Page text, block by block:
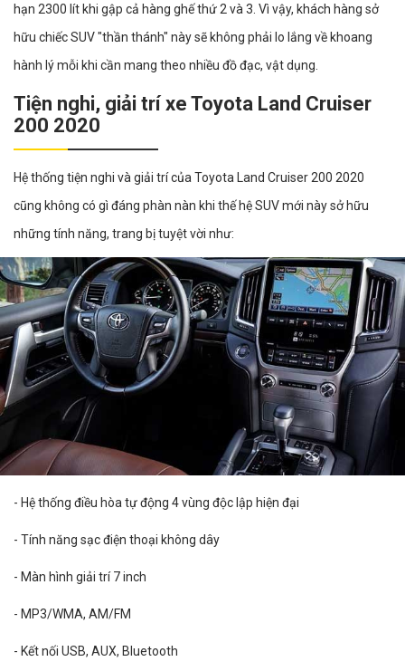
hạn 2300 lít khi gập cả hàng ghế thứ 2 và 3. Vì vậy, khách hàng sở
hữu chiếc SUV "thần thánh" này sẽ không phải lo lắng về khoang
hành lý mỗi khi cần mang theo nhiều đồ đạc, vật dụng.
Tiện nghi, giải trí xe Toyota Land Cruiser
200 2020
Hệ thống tiện nghi và giải trí của Toyota Land Cruiser 200 2020
cũng không có gì đáng phàn nàn khi thế hệ SUV mới này sở hữu
những tính năng, trang bị tuyệt vời như:
- Hệ thống điều hòa tự động 4 vùng độc lập hiện đại
- Tính năng sạc điện thoại không dây
- Màn hình giải trí 7 inch
- MP3/WMA, AM/FM
- Kết nối USB, AUX, Bluetooth